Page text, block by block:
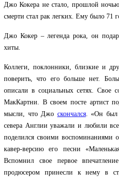
Джо Кокера не стало, прошлой
смерти стал рак легких. Ему было 71
Джо Кокер – легенда рока, он
хиты.
Коллеги, поклонники, близкие и
поверить, что его больше нет.
описали в социальных сетях. Свое
МакКартни. В своем посте артист
мысли, что Джо скончался. «Он был
севера Англии уважали и любили
поделился своими воспоминаниями
кавер-версию его песни
Вспомнил свое первое
продюсером принесли к нему в